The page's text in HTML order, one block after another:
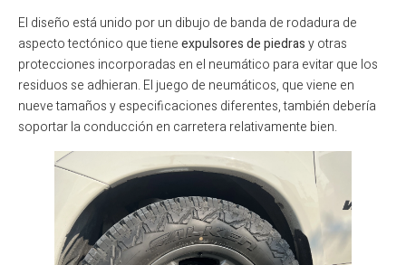
El diseño está unido por un dibujo de banda de rodadura de
aspecto tectónico que tieneexpulsores de piedrasy otras
protecciones incorporadas en el neumático para evitar que los
residuos se adhieran. El juego de neumáticos, que viene en
nueve tamaños y especificaciones diferentes, también debería
soportar la conducción en carretera relativamente bien.